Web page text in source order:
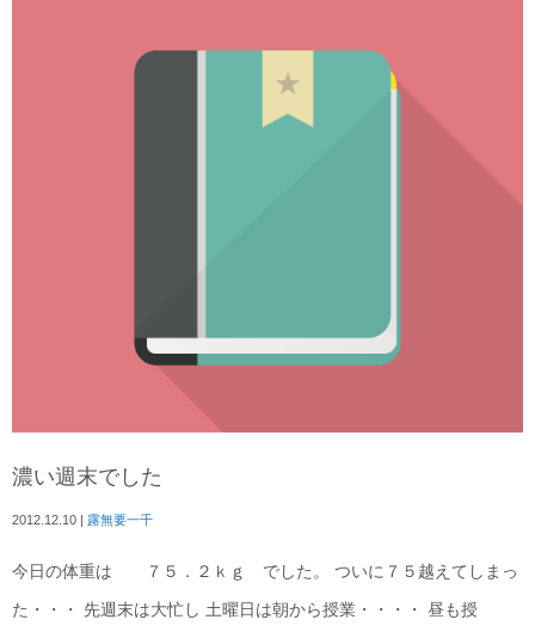
濃い週末でした
2012.12.10 露無要一千
今日の体重は ７５．２ｋｇ でした。 ついに７５越えてしまっ
た・・・ 先週末は大忙し 土曜日は朝から授業・・・・ 昼も授